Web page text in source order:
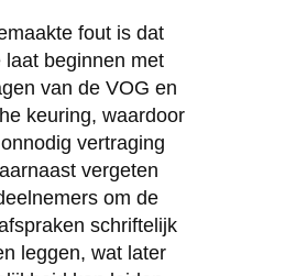
fout is dat
laat beginnen met
van de VOG en
keuring, waardoor
vertraging
vergeten
om de
schriftelijk
leggen, wat later